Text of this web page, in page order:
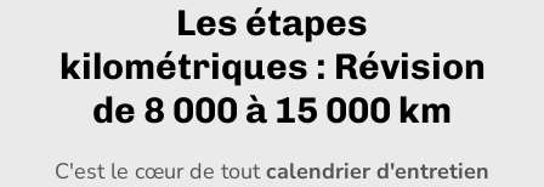
Les étapes
kilométriques : Révision
de 8 000 à 15 000 km
C'est le cœur de toutcalendrier d'entretien